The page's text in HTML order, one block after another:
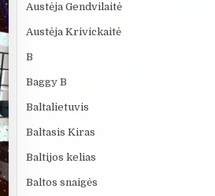
Austėja Gendvilaitė
Austėja Krivickaitė
B
Baggy B
Baltalietuvis
Baltasis Kiras
Baltijos kelias
Baltos snaigės